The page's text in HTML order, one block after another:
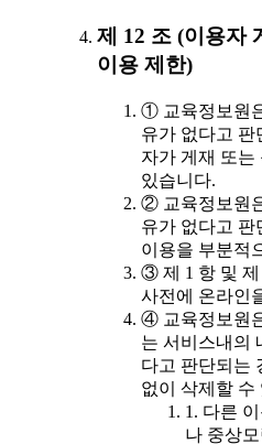
제 12 조 (이용자
이용 제한)
① 교육정보원
유가 없다고 판
자가 게재 또는
있습니다.
② 교육정보원
유가 없다고 판
이용을 부분적
③ 제 1 항 및 제
사전에 온라인
④ 교육정보원
는 서비스내의
다고 판단되는
없이 삭제할 수
1. 다른
나 중상